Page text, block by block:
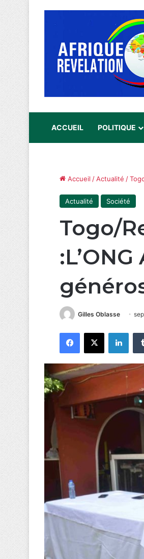
ACCUEIL POLITIQUE
Accueil /Actualité /
Actualité Société
Togo/
Gilles Oblasse
Facebook
X